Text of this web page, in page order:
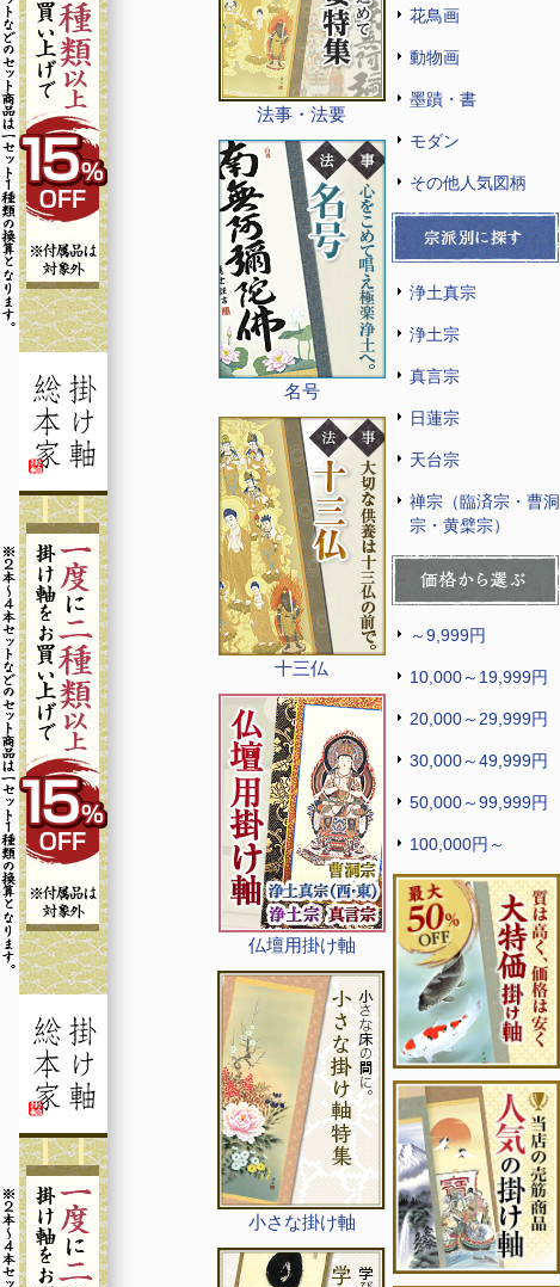
法事・法要
名号
十三仏
仏壇用掛け軸
小さな掛け軸
花鳥画
動物画
墨蹟・書
モダン
その他人気図柄
浄土真宗
浄土宗
真言宗
日蓮宗
天台宗
禅宗（臨済宗・曹洞
宗・黄檗宗）
～9,999円
10,000～19,999円
20,000～29,999円
30,000～49,999円
50,000～99,999円
100,000円～